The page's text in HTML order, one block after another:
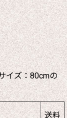
ズ：80cmの
送料